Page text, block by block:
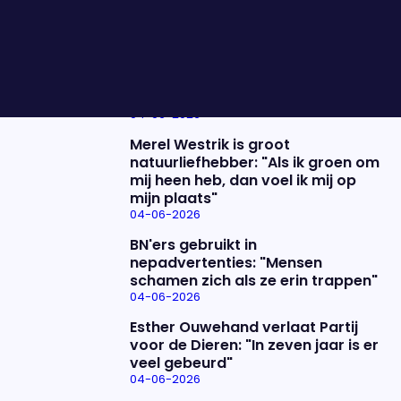
04-06-2026
Merel Westrik is groot
natuurliefhebber: "Als ik groen om
mij heen heb, dan voel ik mij op
mijn plaats"
04-06-2026
BN'ers gebruikt in
nepadvertenties: "Mensen
schamen zich als ze erin trappen"
04-06-2026
Esther Ouwehand verlaat Partij
voor de Dieren: "In zeven jaar is er
veel gebeurd"
04-06-2026